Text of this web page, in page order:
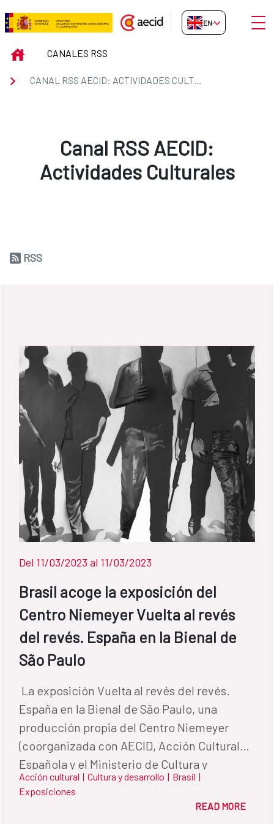
Skip to Main Content
Canal RSS AECID: Actividades
EN-GB
INICIOCANALES RSS
CANAL RSS AECID: ACTIVIDADES CULTURALES
Canal RSS AECID:
Actividades Culturales
RSS
Del 11/03/2023 al 11/03/2023
Brasil acoge la exposición del
Centro Niemeyer Vuelta al revés
del revés. España en la Bienal de
São Paulo
España en la Bienal de São Paulo, una
producción propia del Centro Niemeyer
(coorganizada con AECID, Acción Cultural
Española y el Ministerio de Cultura y
Deporte), es la segunda muestra del centro
cultural avilesino que se expondrá en el
Acción cultural | Cultura y desarrollo | Brasil |
Exposiciones
READ MORE